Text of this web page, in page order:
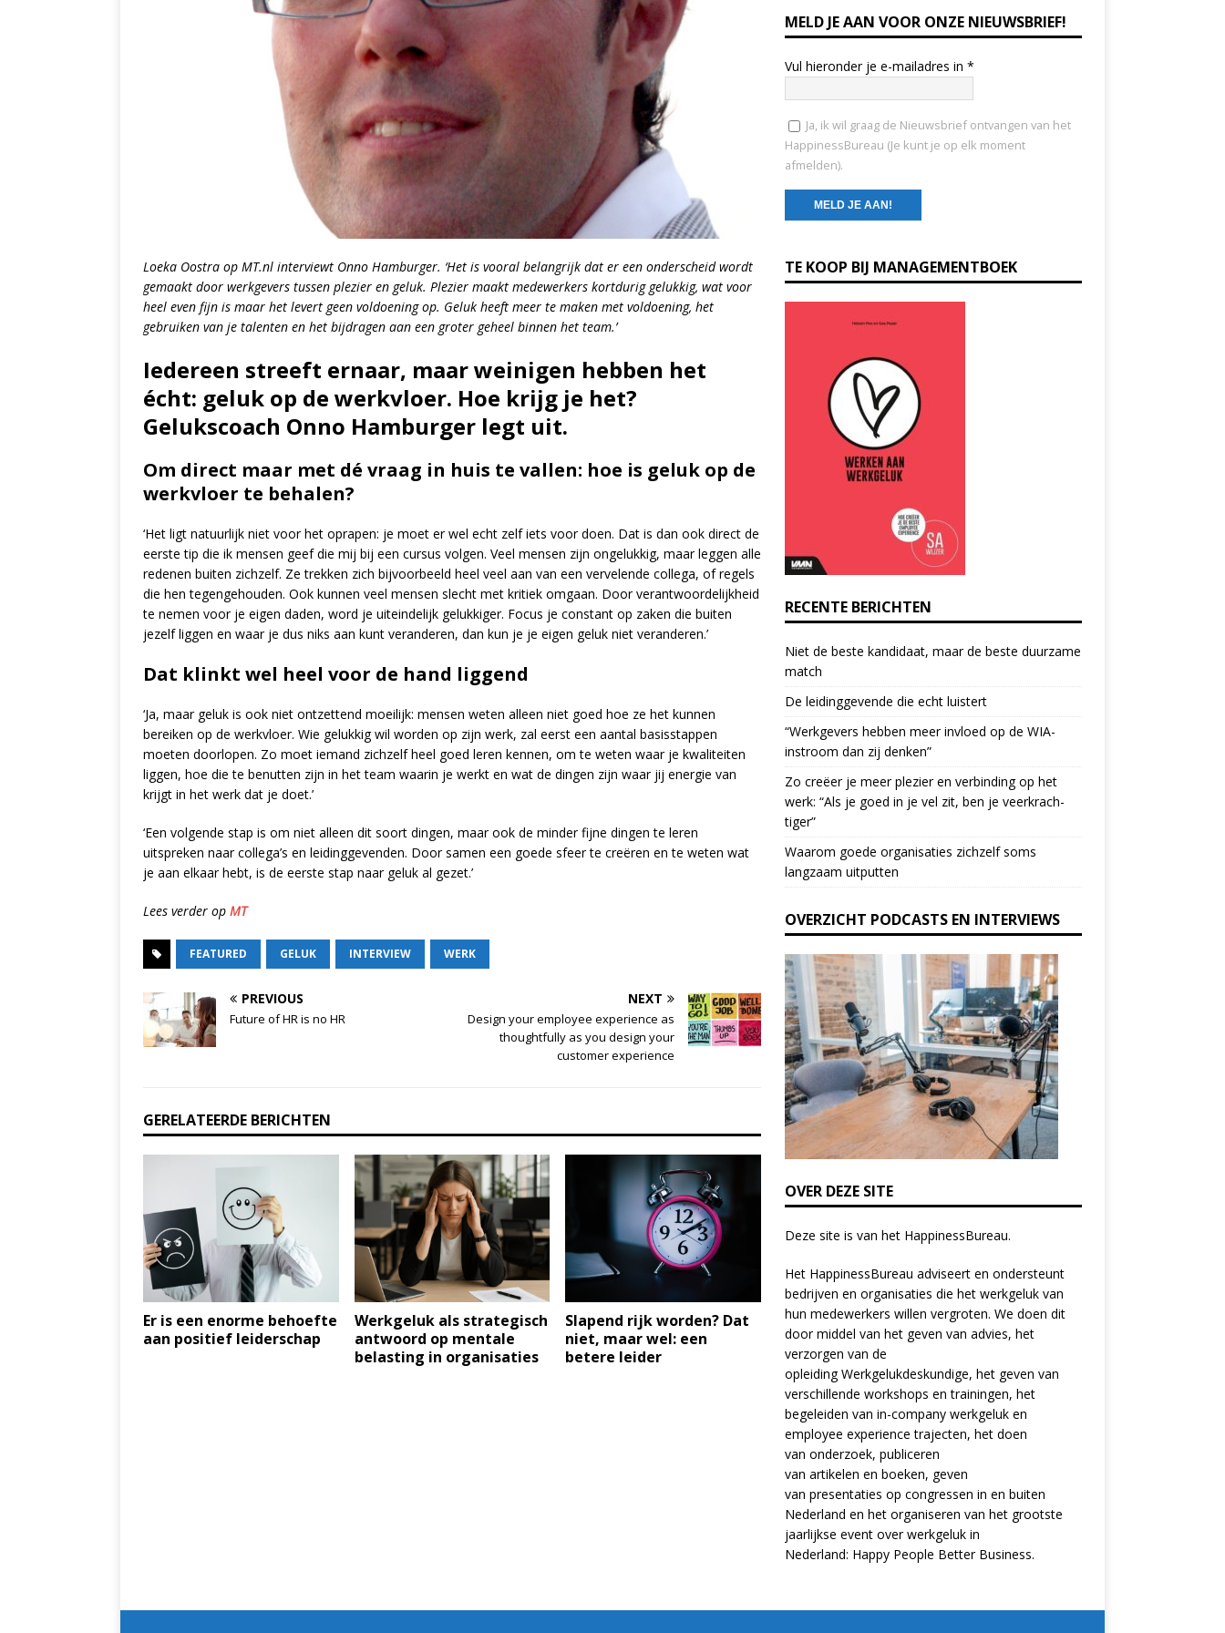
Loeka Oostra op MT.nl interviewt Onno Hamburger. ‘Het is vooral belangrijk dat er een onderscheid wordt
gemaakt door werkgevers tussen plezier en geluk. Plezier maakt medewerkers kortdurig gelukkig, wat voor
heel even fijn is maar het levert geen voldoening op. Geluk heeft meer te maken met voldoening, het
gebruiken van je talenten en het bijdragen aan een groter geheel binnen het team.’
Iedereen streeft ernaar, maar weinigen hebben het
écht: geluk op de werkvloer. Hoe krijg je het?
Gelukscoach Onno Hamburger legt uit.
Om direct maar met dé vraag in huis te vallen: hoe is geluk op de
werkvloer te behalen?
‘Het ligt natuurlijk niet voor het oprapen: je moet er wel echt zelf iets voor doen. Dat is dan ook direct de
eerste tip die ik mensen geef die mij bij een cursus volgen. Veel mensen zijn ongelukkig, maar leggen alle
redenen buiten zichzelf. Ze trekken zich bijvoorbeeld heel veel aan van een vervelende collega, of regels
die hen tegengehouden. Ook kunnen veel mensen slecht met kritiek omgaan. Door verantwoordelijkheid
te nemen voor je eigen daden, word je uiteindelijk gelukkiger. Focus je constant op zaken die buiten
jezelf liggen en waar je dus niks aan kunt veranderen, dan kun je je eigen geluk niet veranderen.’
Dat klinkt wel heel voor de hand liggend
‘Ja, maar geluk is ook niet ontzettend moeilijk: mensen weten alleen niet goed hoe ze het kunnen
bereiken op de werkvloer. Wie gelukkig wil worden op zijn werk, zal eerst een aantal basisstappen
moeten doorlopen. Zo moet iemand zichzelf heel goed leren kennen, om te weten waar je kwaliteiten
liggen, hoe die te benutten zijn in het team waarin je werkt en wat de dingen zijn waar jij energie van
krijgt in het werk dat je doet.’
‘Een volgende stap is om niet alleen dit soort dingen, maar ook de minder fijne dingen te leren
uitspreken naar collega’s en leidinggevenden. Door samen een goede sfeer te creëren en te weten wat
je aan elkaar hebt, is de eerste stap naar geluk al gezet.’
Lees verder op MT
FEATURED GELUK INTERVIEW WERK
PREVIOUS
Future of HR is no HR
NEXT
Design your employee experience as
thoughtfully as you design your
customer experience
GERELATEERDE BERICHTEN
Er is een enorme behoefte
aan positief leiderschap
Werkgeluk als strategisch
antwoord op mentale
belasting in organisaties
Slapend rijk worden? Dat
niet, maar wel: een
betere leider
MELD JE AAN VOOR ONZE NIEUWSBRIEF!
Vul hieronder je e-mailadres in *
Ja, ik wil graag de Nieuwsbrief ontvangen van het
HappinessBureau (Je kunt je op elk moment
afmelden).
o
n
s
.
P
l
e
a
s
e
l
e
a
v
e
t
h
i
f
e
l
d
b
l
a
n
k
.
TE KOOP BIJ MANAGEMENTBOEK
RECENTE BERICHTEN
Niet de beste kandidaat, maar de beste duurzame
match
De leidinggevende die echt luistert
“Werkgevers hebben meer invloed op de WIA-
instroom dan zij denken”
Zo creëer je meer plezier en verbinding op het
werk: “Als je goed in je vel zit, ben je veerkrach­
tiger”
Waarom goede organisaties zichzelf soms
langzaam uitputten
OVERZICHT PODCASTS EN INTERVIEWS
OVER DEZE SITE
Deze site is van het HappinessBureau.
Het HappinessBureau adviseert en ondersteunt
bedrijven en organisaties die het werkgeluk van
hun medewerkers willen vergroten. We doen dit
door middel van het geven van advies, het
verzorgen van de
opleidingWerkgelukdeskundige, het geven van
verschillende workshops en trainingen, het
begeleiden van in-company werkgeluk en
employee experiencetrajecten, het doen
van onderzoek, publiceren
van artikelen en boeken, geven
van presentaties op congressen in en buiten
Nederland en het organiseren van het grootste
jaarlijkse event over werkgeluk in
Nederland: Happy People Better Business.